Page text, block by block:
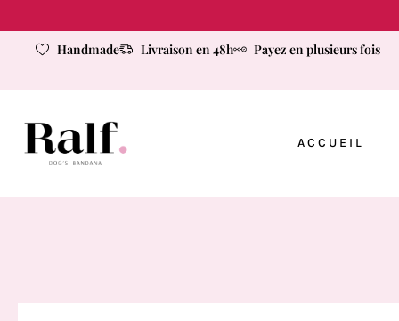
Handmade Livraison en 48h Payez en plusieurs fois
ACCUEIL